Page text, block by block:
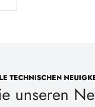
TECHNISCHEN
unseren